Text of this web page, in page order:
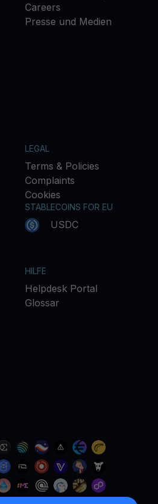
Careers
Presse und Medien
LEGAL
Terms & Policies
Complaints
Cookies
STABLECOINS FOR EU
USDC
HILFE
Helpdesk Portal
Glossar